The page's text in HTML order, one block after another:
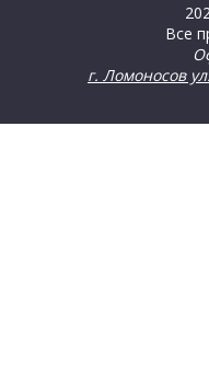
Все
г. Ломоносов